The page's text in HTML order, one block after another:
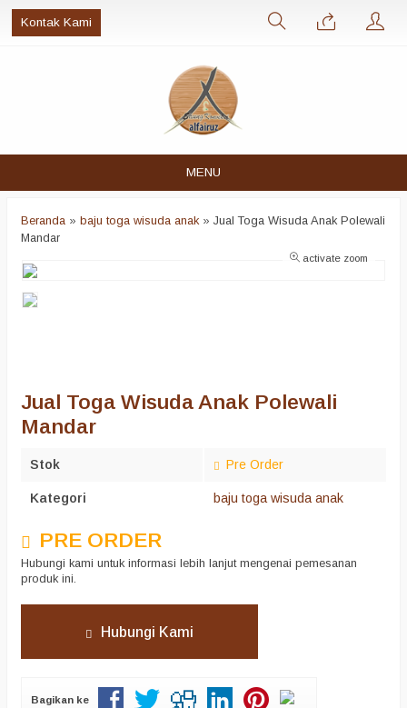
Kontak Kami
MENU
Beranda » baju toga wisuda anak» Jual Toga Wisuda Anak Polewali
Mandar
activate zoom
Jual Toga Wisuda Anak Polewali
Mandar
Stok Pre Order
Kategori baju toga wisuda anak
PRE ORDER
Hubungi kami untuk informasi lebih lanjut mengenai pemesanan
produk ini.
Hubungi Kami
Bagikan ke